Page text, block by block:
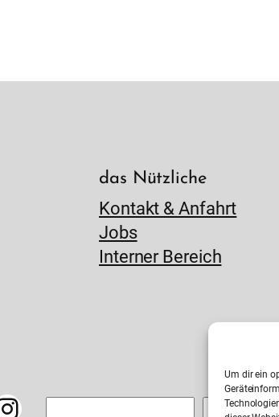
Um dir ein
das Nützliche
Kontakt & Anfahrt
Jobs
Interner Bereich